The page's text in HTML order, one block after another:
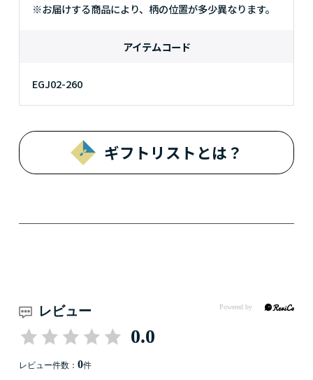
※お届けする商品により、柄の位置が多少異なります。
アイテムコード
EGJ02-260
ギフトリストとは？
レビュー
0.0
レビュー件数： 0件